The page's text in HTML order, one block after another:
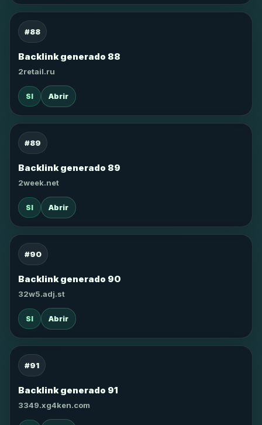
#88
Backlink generado 88
2retail.ru
SI Abrir
#89
Backlink generado 89
2week.net
SI Abrir
#90
Backlink generado 90
32w5.adj.st
SI Abrir
#91
Backlink generado 91
3349.xg4ken.com